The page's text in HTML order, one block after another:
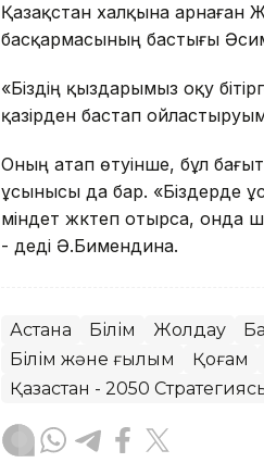
Қазақстан халқына арнаған
басқармасының бастығы
«Біздің қыздарымыз оқу
қазірден бастап
Оның атап өтуінше, бұл
ұсынысы да бар. «Біздерде
міндет жүктеп отырса, онда
- деді Ә.Бимендина.
Астана Білім Жолдау
Білім және ғылым
Қоғам
Қазақстан - 2050